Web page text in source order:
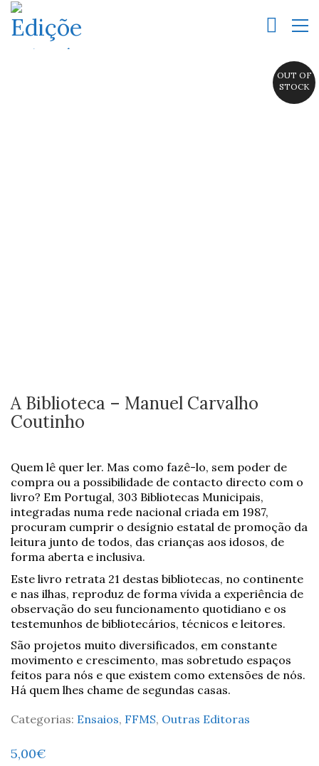
OUT OF
STOCK
A Biblioteca – Manuel Carvalho
Coutinho
Quem lê quer ler. Mas como fazê-lo, sem poder de
compra ou a possibilidade de contacto directo com o
livro? Em Portugal, 303 Bibliotecas Municipais,
integradas numa rede nacional criada em 1987,
procuram cumprir o desígnio estatal de promoção da
leitura junto de todos, das crianças aos idosos, de
forma aberta e inclusiva.
Este livro retrata 21 destas bibliotecas, no continente
e nas ilhas, reproduz de forma vívida a experiência de
observação do seu funcionamento quotidiano e os
testemunhos de bibliotecários, técnicos e leitores.
São projetos muito diversificados, em constante
movimento e crescimento, mas sobretudo espaços
feitos para nós e que existem como extensões de nós.
Há quem lhes chame de segundas casas.
Categorias: Ensaios, FFMS, Outras Editoras
5,00€